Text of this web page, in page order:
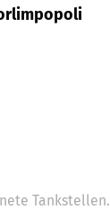
Tankstellen.